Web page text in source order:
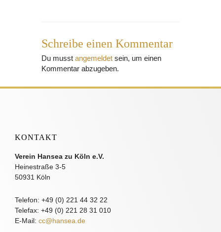
Schreibe einen Kommentar
Du musst angemeldet sein, um einen
Kommentar abzugeben.
KONTAKT
Verein Hansea zu Köln e.V.
Heinestraße 3-5
50931 Köln
Telefon: +49 (0) 221 44 32 22
Telefax: +49 (0) 221 28 31 010
E-Mail: cc@hansea.de